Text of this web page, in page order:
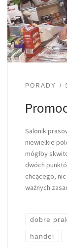
PORADY
Salonik
niewielkie
mógłby
dwóch
chcącego,
ważnych
dobre
handel